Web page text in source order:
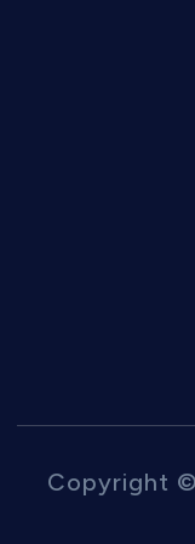
Copyright ©